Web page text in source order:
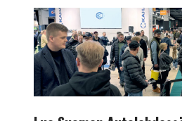
Lue
Suomen
Autolehdessä
2/2025
julkaistu
Autokorjaamo
2025